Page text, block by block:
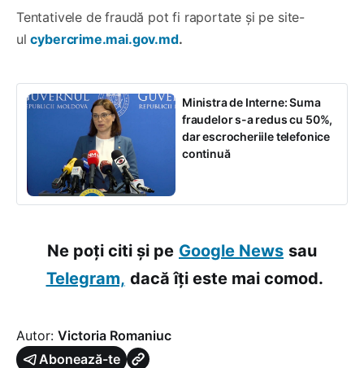
Tentativele de fraudă pot fi raportate și pe site-
ulcybercrime.mai.gov.md.
Ministra de Interne: Suma
fraudelor s-a redus cu 50%,
dar escrocheriile telefonice
continuă
Ne poți citi și pe Google News sau
Telegram, dacă îți este mai comod.
Autor: Victoria Romaniuc
Abonează-te